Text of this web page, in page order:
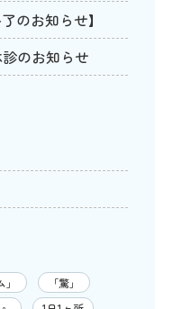
のお知らせ】
のお知らせ
「驚」